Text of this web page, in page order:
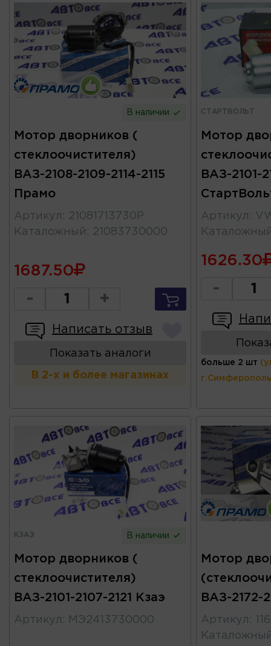
В наличии
Мотор дворников (
стеклоочистителя)
ВАЗ-2108-2109-2114-2115
Прамо
Артикул : 21081713730P
Каталожный : 21083730000
1687.50
- +
Написать отзыв
Показать аналоги
В 2-х и более магазинах
СТАРТВОЛЬТ
Мотор
ВАЗ-2101-
Артикул :
1626.30
-
больше 2 шт
КЗАЭ В наличии
Мотор дворников (
стеклоочистителя)
ВАЗ-2101-2107-2121 Кзаэ
Артикул : МЭ2413730000
Мотор
ВАЗ-2172-
Артикул :